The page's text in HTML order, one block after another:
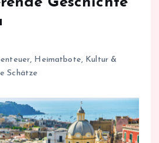
, Heimatbote, Kultur &
Schätze